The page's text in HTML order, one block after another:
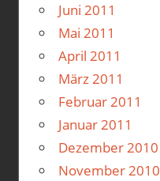
Juni 2011
Mai 2011
April 2011
März 2011
Februar 2011
Januar 2011
Dezember 2010
November 2010